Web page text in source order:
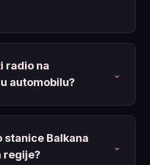
radio na
automobilu?
⌄
stanice Balkana
regije?
⌄